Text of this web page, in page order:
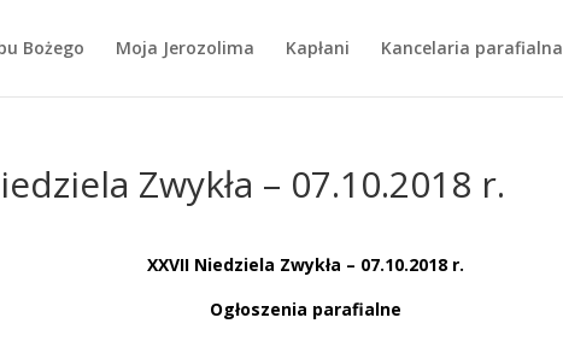
Bożego Moja Jerozolima Kapłani Kancelaria parafialna
Zwykła – 07.10.2018 r.
XXVII Niedziela Zwykła – 07.10.2018 r.
Ogłoszenia parafialne